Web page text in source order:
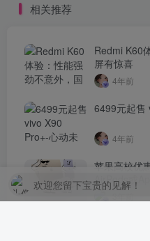
相关推荐
Redmi K60
屏有惊喜
4年前
6499元起售
4年前
苹果高校优
AirPods或
欢迎您留下宝贵的见解！